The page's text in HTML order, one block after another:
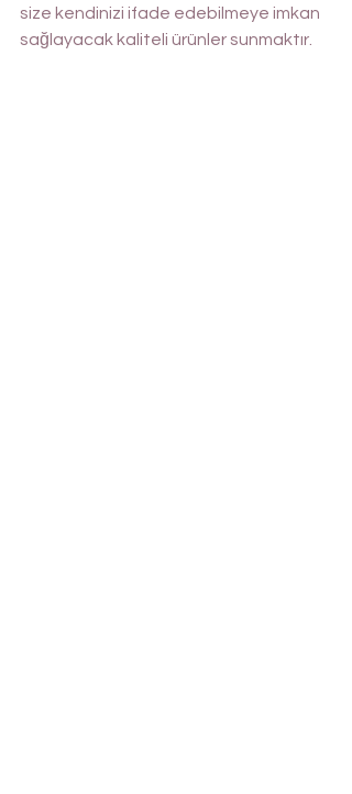
size kendinizi ifade edebilmeye imkan
sağlayacak kaliteli ürünler sunmaktır.